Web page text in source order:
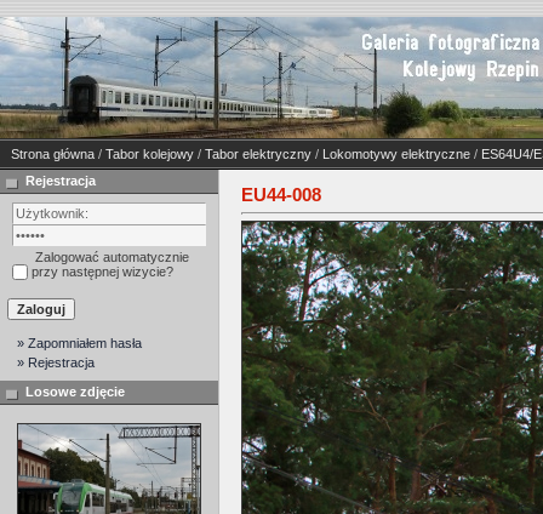
Strona główna / Tabor kolejowy / Tabor elektryczny / Lokomotywy elektryczne / ES64U4/
Rejestracja
Zalogować automatycznie
przy następnej wizycie?
» Zapomniałem hasła
» Rejestracja
Losowe zdjęcie
EU44-008